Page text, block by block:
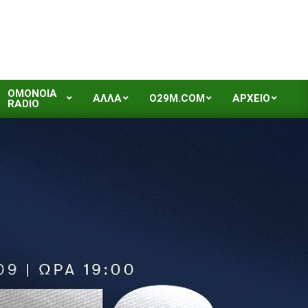
OMONOIA
RADIO
ΑΛΛΑ O29M.COM ΑΡΧΕΙΟ